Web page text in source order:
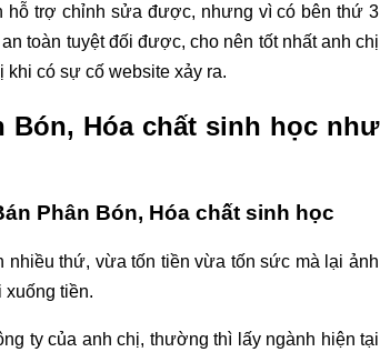
hỗ trợ chỉnh sửa được, nhưng vì có bên thứ 3
toàn tuyệt đối được, cho nên tốt nhất anh chị
có sự cố website xảy ra.
Bón, Hóa chất sinh học như
Phân Bón, Hóa chất sinh học
nhiều thứ, vừa tốn tiền vừa tốn sức mà lại ảnh
tiền.
ty của anh chị, thường thì lấy ngành hiện tại